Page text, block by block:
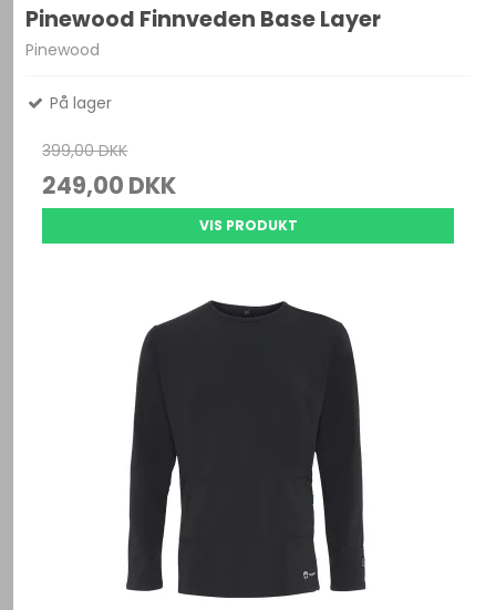
Pinewood Finnveden Base Layer
Pinewood
På lager
399,00 DKK
249,00 DKK
VIS PRODUKT